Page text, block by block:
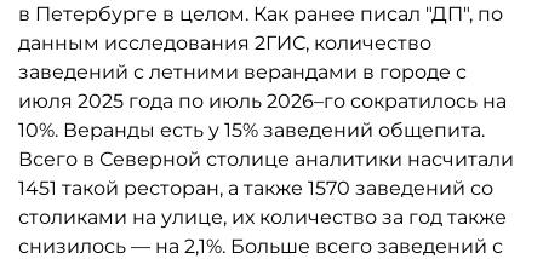
в Петербурге в целом. Как ранее писал "ДП", по
данным исследования 2ГИС, количество
заведений с летними верандами в городе с
июля 2025 года по июль 2026–го сократилось на
10%. Веранды есть у 15% заведений общепита.
Всего в Северной столице аналитики насчитали
1451 такой ресторан, а также 1570 заведений со
столиками на улице, их количество за год также
снизилось — на 2,1%. Больше всего заведений с